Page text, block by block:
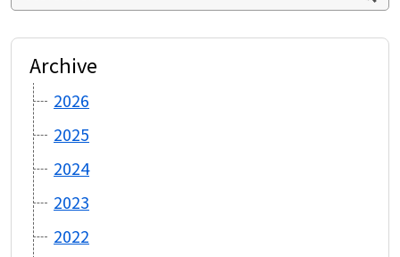
Archive
2026
2025
2024
2023
2022